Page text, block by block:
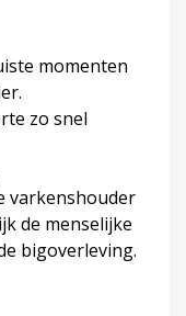
momenten
zo snel
varkenshouder
de menselijke
bigoverleving.